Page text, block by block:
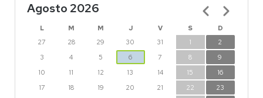
Agosto 2026
L M M J V S
D
27
28 29 30 31 1
2
3
4 5 6 7 8
9
10
11 12 13 14 15
16
17
18 19 20 21 22
23
Paginación